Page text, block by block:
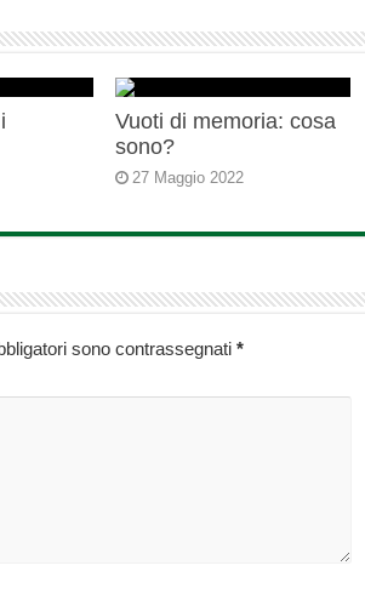
Vuoti di memoria: cosa
sono?
27 Maggio 2022
sono contrassegnati *